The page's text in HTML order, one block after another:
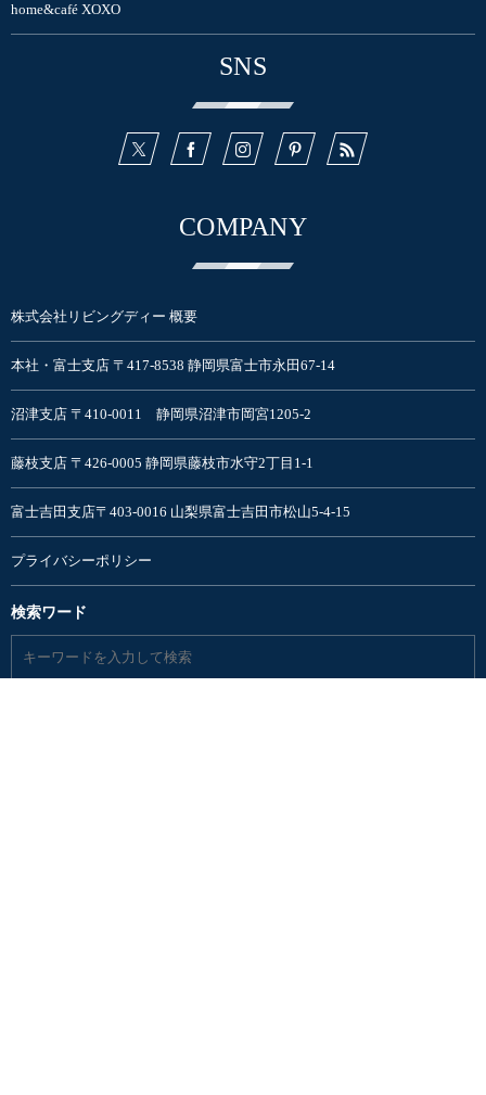
home&café XOXO
SNS
COMPANY
株式会社リビングディー 概要
本社・富士支店 〒417-8538 静岡県富士市永田67-14
沼津支店 〒410-0011 静岡県沼津市岡宮1205-2
藤枝支店 〒426-0005 静岡県藤枝市水守2丁目1-1
富士吉田支店〒403-0016 山梨県富士吉田市松山5-4-15
プライバシーポリシー
検索ワード